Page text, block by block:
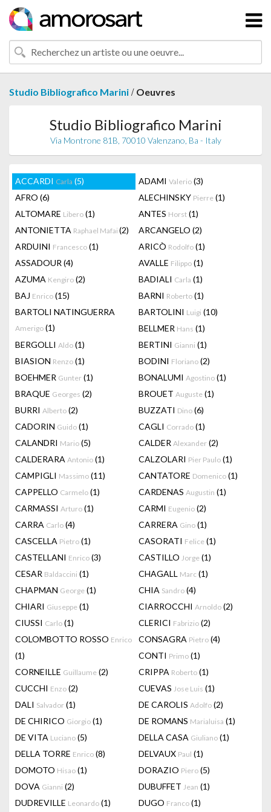
Studio Bibliografico Marini / Oeuvres
Studio Bibliografico Marini
Via Montrone 81B, 70010 Valenzano, Ba - Italy
ACCARDI Carla (5) ADAMI Valerio (3)
AFRO (6) ALECHINSKY Pierre (1)
ALTOMARE Libero (1) ANTES Horst (1)
ANTONIETTA Raphael Mafai (2) ARCANGELO (2)
ARDUINI Francesco (1) ARICÒ Rodolfo (1)
ASSADOUR (4) AVALLE Filippo (1)
AZUMA Kengiro (2) BADIALI Carla (1)
BAJ Enrico (15) BARNI Roberto (1)
BARTOLI NATINGUERRA
Amerigo (1)
BARTOLINI Luigi (10)
BELLMER Hans (1)
BERGOLLI Aldo (1) BERTINI Gianni (1)
BIASION Renzo (1) BODINI Floriano (2)
BOEHMER Gunter (1) BONALUMI Agostino (1)
BRAQUE Georges (2) BROUET Auguste (1)
BURRI Alberto (2) BUZZATI Dino (6)
CADORIN Guido (1) CAGLI Corrado (1)
CALANDRI Mario (5) CALDER Alexander (2)
CALDERARA Antonio (1) CALZOLARI Pier Paulo (1)
CAMPIGLI Massimo (11) CANTATORE Domenico (1)
CAPPELLO Carmelo (1) CARDENAS Augustin (1)
CARMASSI Arturo (1) CARMI Eugenio (2)
CARRA Carlo (4) CARRERA Gino (1)
CASCELLA Pietro (1) CASORATI Felice (1)
CASTELLANI Enrico (3) CASTILLO Jorge (1)
CESAR Baldaccini (1) CHAGALL Marc (1)
CHAPMAN George (1) CHIA Sandro (4)
CHIARI Giuseppe (1) CIARROCCHI Arnoldo (2)
CIUSSI Carlo (1) CLERICI Fabrizio (2)
COLOMBOTTO ROSSO Enrico
(1)
CONSAGRA Pietro (4)
CONTI Primo (1)
CORNEILLE Guillaume (2) CRIPPA Roberto (1)
CUCCHI Enzo (2) CUEVAS Jose Luis (1)
DALI Salvador (1) DE CAROLIS Adolfo (2)
DE CHIRICO Giorgio (1) DE ROMANS Marialuisa (1)
DE VITA Luciano (5) DELLA CASA Giuliano (1)
DELLA TORRE Enrico (8) DELVAUX Paul (1)
DOMOTO Hisao (1) DORAZIO Piero (5)
DOVA Gianni (2) DUBUFFET Jean (1)
DUDREVILLE Leonardo (1) DUGO Franco (1)